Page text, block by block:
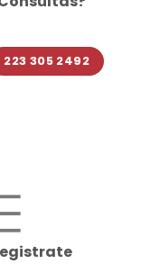
223 305 2492